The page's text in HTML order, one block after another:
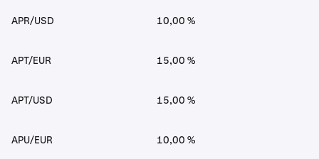
APR/USD 10,00 %
APT/EUR 15,00 %
APT/USD 15,00 %
APU/EUR 10,00 %